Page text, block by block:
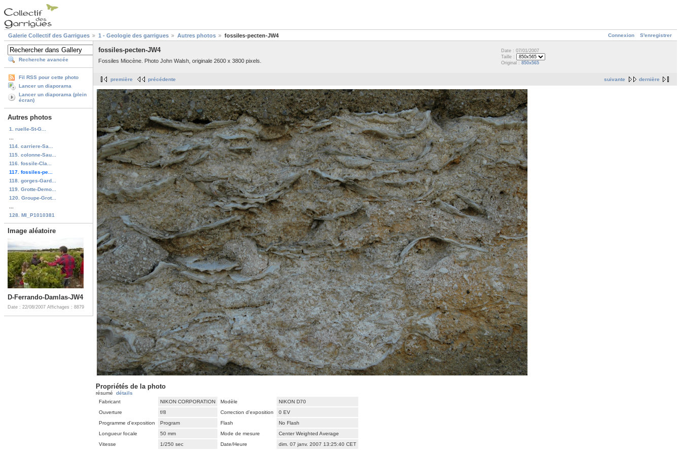
Connexion S'enregistrer
Galerie Collectif des Garrigues 1 - Geologie des garrigues Autres photos fossiles-pecten-JW4
Recherche avancée
Fil RSS pour cette photo
Lancer un diaporama
Lancer un diaporama (plein
écran)
Autres photos
1. ruelle-St-G...
114. carriere-Sa...
115. colonne-Sau...
116. fossile-Cla...
117. fossiles-pe...
118. gorges-Gard...
119. Grotte-Demo...
120. Groupe-Grot...
128. MI_P1010381
Image aléatoire
D-Ferrando-Damlas-JW4
Date : 22/08/2007 Affichages : 8879
fossiles-pecten-JW4
Fossiles Miocène. Photo John Walsh, originale 2600 x 3800 pixels.
Date : 07/01/2007
Taille :
Original : 850x565
suivante dernière
première précédente
Propriétés de la photo
résumé détails
Fabricant
NIKON CORPORATION Modèle
NIKON D70
Ouverture
f/8 Correction d'exposition
0 EV
Programme d'exposition
Program Flash
No Flash
Longueur focale
50 mm Mode de mesure
Center Weighted Average
Vitesse
1/250 sec Date/Heure dim. 07 janv. 2007 13:25:40 CET